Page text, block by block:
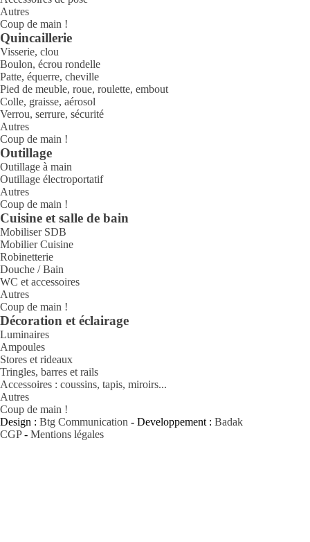
Autres
Coup de main !
Quincaillerie
Visserie, clou
Boulon, écrou rondelle
Patte, équerre, cheville
Pied de meuble, roue, roulette, embout
Colle, graisse, aérosol
Verrou, serrure, sécurité
Autres
Coup de main !
Outillage
Outillage à main
Outillage électroportatif
Autres
Coup de main !
Cuisine et salle de bain
Mobiliser SDB
Mobilier Cuisine
Robinetterie
Douche / Bain
WC et accessoires
Autres
Coup de main !
Décoration et éclairage
Luminaires
Ampoules
Stores et rideaux
Tringles, barres et rails
Accessoires : coussins, tapis, miroirs...
Autres
Coup de main !
Design : Btg Communication - Developpement : Badak
CGP- Mentions légales